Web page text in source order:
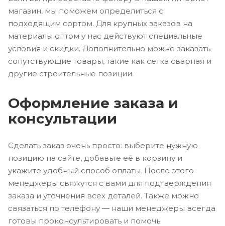
магазин, мы поможем определиться с
подходящим сортом. Для крупных заказов на
материалы оптом у нас действуют специальные
условия и скидки. Дополнительно можно заказать
сопутствующие товары, такие как сетка сварная и
другие строительные позиции.
Оформление заказа и
консультации
Сделать заказ очень просто: выберите нужную
позицию на сайте, добавьте её в корзину и
укажите удобный способ оплаты. После этого
менеджеры свяжутся с вами для подтверждения
заказа и уточнения всех деталей. Также можно
связаться по телефону — наши менеджеры всегда
готовы проконсультировать и помочь